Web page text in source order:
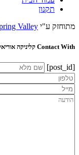
תקנון
מתוחזק ע"י Valley
Contact With קליניקה אוריאל טיפולים עיסוי שוודי עיסוי אבנים חמות .רפלקסולוגיה
[post_id]